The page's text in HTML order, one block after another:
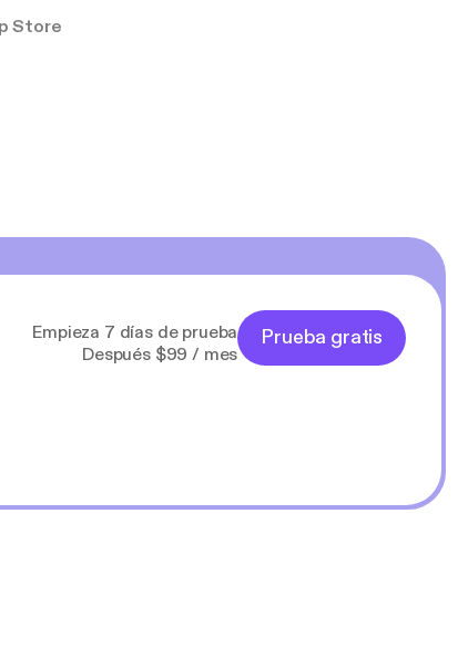
Store
Empieza 7 días de prueba
Después $99 / mes
Prueba gratis